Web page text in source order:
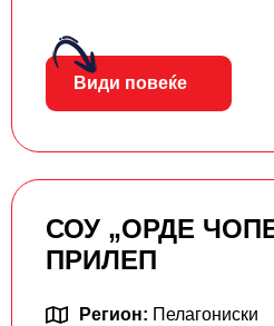
Види повеќе
СОУ „ОРДЕ
ПРИЛЕП
Регион: Пелагониски